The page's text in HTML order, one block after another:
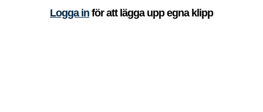
Logga in för att lägga upp egna klipp